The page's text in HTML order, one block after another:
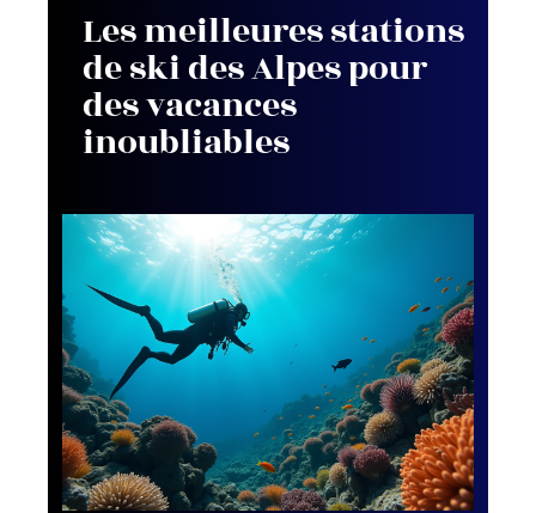
Les meilleures stations
de ski des Alpes pour
des vacances
inoubliables